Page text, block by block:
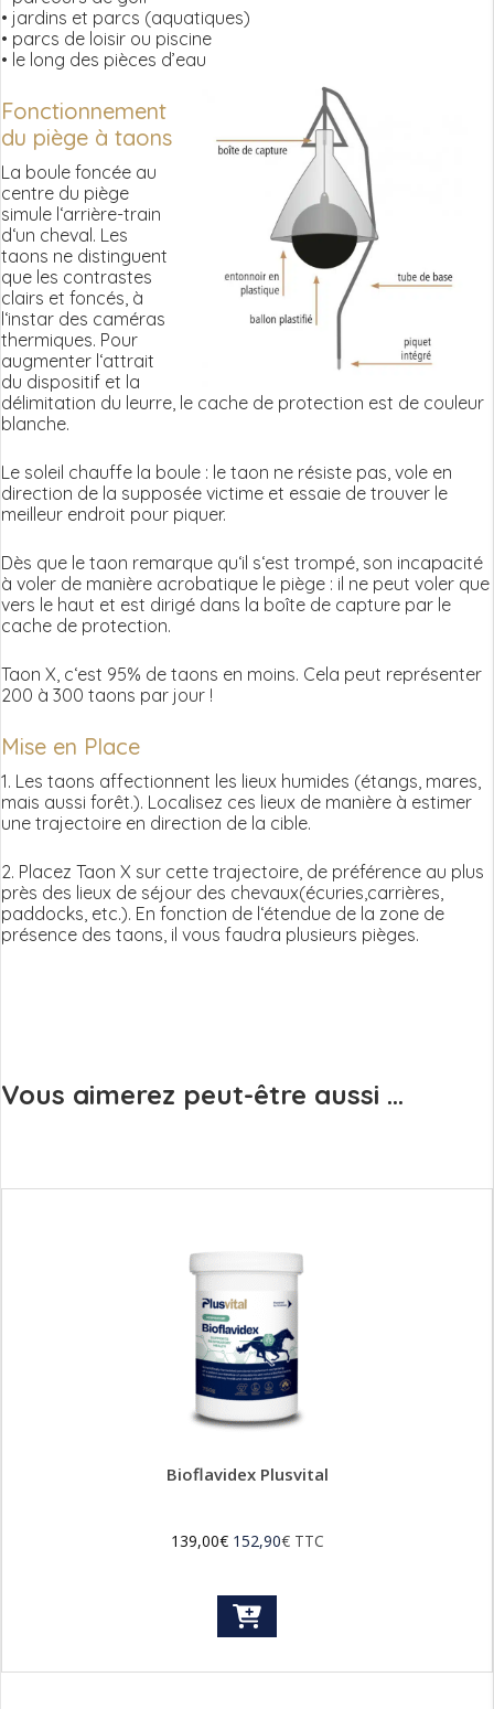
• jardins et parcs (aquatiques)
• parcs de loisir ou piscine
• le long des pièces d’eau
Fonctionnement
du piège à taons
La boule foncée au
centre du piège
simule l‘arrière-train
d‘un cheval. Les
taons ne distinguent
que les contrastes
clairs et foncés, à
l‘instar des caméras
thermiques. Pour
augmenter l‘attrait
du dispositif et la
délimitation du leurre, le cache de protection est de couleur
blanche.
Le soleil chauffe la boule : le taon ne résiste pas, vole en
direction de la supposée victime et essaie de trouver le
meilleur endroit pour piquer.
Dès que le taon remarque qu‘il s‘est trompé, son incapacité
à voler de manière acrobatique le piège : il ne peut voler que
vers le haut et est dirigé dans la boîte de capture par le
cache de protection.
Taon X, c‘est 95% de taons en moins. Cela peut représenter
200 à 300 taons par jour !
Mise en Place
1. Les taons affectionnent les lieux humides (étangs, mares,
mais aussi forêt.). Localisez ces lieux de manière à estimer
une trajectoire en direction de la cible.
2. Placez Taon X sur cette trajectoire, de préférence au plus
près des lieux de séjour des chevaux(écuries,carrières,
paddocks, etc.). En fonction de l‘étendue de la zone de
présence des taons, il vous faudra plusieurs pièges.
Vous aimerez peut-être aussi ...
Bioflavidex Plusvital
139,00€ 152,90€ TTC